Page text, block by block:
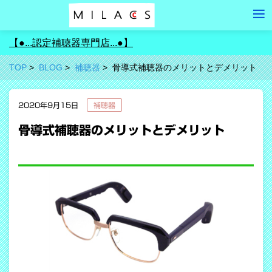
【●...認定補聴器専門店...●】
TOP BLOG 補聴器 骨導式補聴器のメリットとデメリット
2020年9月15日 補聴器
骨導式補聴器のメリットとデメリット